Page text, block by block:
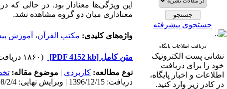
جستجوی پیشرفته
دریافت اطلاعات پایگاه
نشانی پست الکترونیک
خود را برای دریافت
اطلاعات و اخبار پایگاه،
در کادر زیر وارد کنید.
این ویژگی‌ها معنادار بود. در حالی
معناداری میان دو گروه مشاهده نشد.
واژه‌های کلیدی: مکتب القرآن، آموزش
متن کامل [PDF 4152 kb]
(۱۸۶۰ دریافت)
نوع مطالعه: كاربردي | موضوع مقاله:
دریافت: 1396/12/15 | ویرایش نهایی: 1398/2/4 | پذیرش: 1397/3/22 | انتشار: 1397/9/9 | انتشار الکترونیک: 1397/9/9